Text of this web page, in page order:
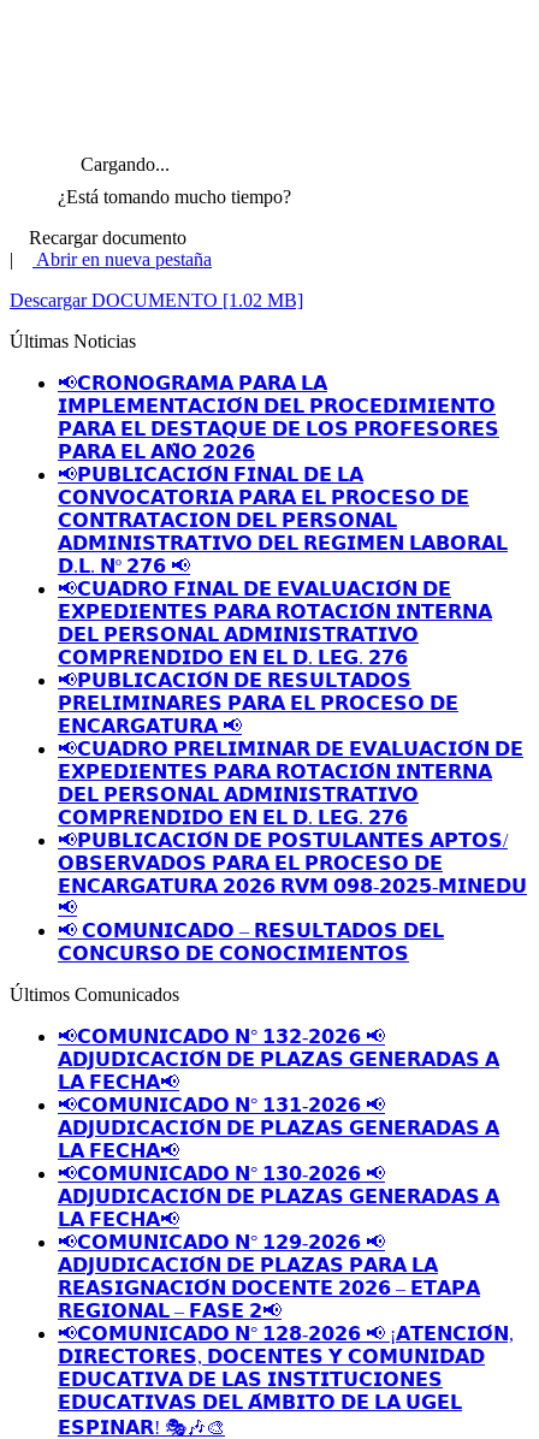
Cargando...
¿Está tomando mucho tiempo?
Recargar documento
|
Abrir en nueva pestaña
Descargar DOCUMENTO [1.02 MB]
Últimas Noticias
📢𝗖𝗥𝗢𝗡𝗢𝗚𝗥𝗔𝗠𝗔 𝗣𝗔𝗥𝗔 𝗟𝗔
𝗜𝗠𝗣𝗟𝗘𝗠𝗘𝗡𝗧𝗔𝗖𝗜𝗢́𝗡 𝗗𝗘𝗟 𝗣𝗥𝗢𝗖𝗘𝗗𝗜𝗠𝗜𝗘𝗡𝗧𝗢
𝗣𝗔𝗥𝗔 𝗘𝗟 𝗗𝗘𝗦𝗧𝗔𝗤𝗨𝗘 𝗗𝗘 𝗟𝗢𝗦 𝗣𝗥𝗢𝗙𝗘𝗦𝗢𝗥𝗘𝗦
𝗣𝗔𝗥𝗔 𝗘𝗟 𝗔𝗡̃𝗢 𝟮𝟬𝟮𝟲
📢𝗣𝗨𝗕𝗟𝗜𝗖𝗔𝗖𝗜𝗢́𝗡 𝗙𝗜𝗡𝗔𝗟 𝗗𝗘 𝗟𝗔
𝗖𝗢𝗡𝗩𝗢𝗖𝗔𝗧𝗢𝗥𝗜𝗔 𝗣𝗔𝗥𝗔 𝗘𝗟 𝗣𝗥𝗢𝗖𝗘𝗦𝗢 𝗗𝗘
𝗖𝗢𝗡𝗧𝗥𝗔𝗧𝗔𝗖𝗜𝗢𝗡 𝗗𝗘𝗟 𝗣𝗘𝗥𝗦𝗢𝗡𝗔𝗟
𝗔𝗗𝗠𝗜𝗡𝗜𝗦𝗧𝗥𝗔𝗧𝗜𝗩𝗢 𝗗𝗘𝗟 𝗥𝗘𝗚𝗜𝗠𝗘𝗡 𝗟𝗔𝗕𝗢𝗥𝗔𝗟
𝗗.𝗟. 𝗡º 𝟮𝟳𝟲 📢
📢𝗖𝗨𝗔𝗗𝗥𝗢 𝗙𝗜𝗡𝗔𝗟 𝗗𝗘 𝗘𝗩𝗔𝗟𝗨𝗔𝗖𝗜𝗢́𝗡 𝗗𝗘
𝗘𝗫𝗣𝗘𝗗𝗜𝗘𝗡𝗧𝗘𝗦 𝗣𝗔𝗥𝗔 𝗥𝗢𝗧𝗔𝗖𝗜𝗢́𝗡 𝗜𝗡𝗧𝗘𝗥𝗡𝗔
𝗗𝗘𝗟 𝗣𝗘𝗥𝗦𝗢𝗡𝗔𝗟 𝗔𝗗𝗠𝗜𝗡𝗜𝗦𝗧𝗥𝗔𝗧𝗜𝗩𝗢
𝗖𝗢𝗠𝗣𝗥𝗘𝗡𝗗𝗜𝗗𝗢 𝗘𝗡 𝗘𝗟 𝗗. 𝗟𝗘𝗚. 𝟮𝟳𝟲
📢𝗣𝗨𝗕𝗟𝗜𝗖𝗔𝗖𝗜𝗢́𝗡 𝗗𝗘 𝗥𝗘𝗦𝗨𝗟𝗧𝗔𝗗𝗢𝗦
𝗣𝗥𝗘𝗟𝗜𝗠𝗜𝗡𝗔𝗥𝗘𝗦 𝗣𝗔𝗥𝗔 𝗘𝗟 𝗣𝗥𝗢𝗖𝗘𝗦𝗢 𝗗𝗘
𝗘𝗡𝗖𝗔𝗥𝗚𝗔𝗧𝗨𝗥𝗔 📢
📢𝗖𝗨𝗔𝗗𝗥𝗢 𝗣𝗥𝗘𝗟𝗜𝗠𝗜𝗡𝗔𝗥 𝗗𝗘 𝗘𝗩𝗔𝗟𝗨𝗔𝗖𝗜𝗢́𝗡 𝗗𝗘
𝗘𝗫𝗣𝗘𝗗𝗜𝗘𝗡𝗧𝗘𝗦 𝗣𝗔𝗥𝗔 𝗥𝗢𝗧𝗔𝗖𝗜𝗢́𝗡 𝗜𝗡𝗧𝗘𝗥𝗡𝗔
𝗗𝗘𝗟 𝗣𝗘𝗥𝗦𝗢𝗡𝗔𝗟 𝗔𝗗𝗠𝗜𝗡𝗜𝗦𝗧𝗥𝗔𝗧𝗜𝗩𝗢
𝗖𝗢𝗠𝗣𝗥𝗘𝗡𝗗𝗜𝗗𝗢 𝗘𝗡 𝗘𝗟 𝗗. 𝗟𝗘𝗚. 𝟮𝟳𝟲
📢𝗣𝗨𝗕𝗟𝗜𝗖𝗔𝗖𝗜𝗢́𝗡 𝗗𝗘 𝗣𝗢𝗦𝗧𝗨𝗟𝗔𝗡𝗧𝗘𝗦 𝗔𝗣𝗧𝗢𝗦/
𝗢𝗕𝗦𝗘𝗥𝗩𝗔𝗗𝗢𝗦 𝗣𝗔𝗥𝗔 𝗘𝗟 𝗣𝗥𝗢𝗖𝗘𝗦𝗢 𝗗𝗘
𝗘𝗡𝗖𝗔𝗥𝗚𝗔𝗧𝗨𝗥𝗔 𝟮𝟬𝟮𝟲 𝗥𝗩𝗠 𝟬𝟵𝟴-𝟮𝟬𝟮𝟱-𝗠𝗜𝗡𝗘𝗗𝗨
📢
📢 𝗖𝗢𝗠𝗨𝗡𝗜𝗖𝗔𝗗𝗢 – 𝗥𝗘𝗦𝗨𝗟𝗧𝗔𝗗𝗢𝗦 𝗗𝗘𝗟
𝗖𝗢𝗡𝗖𝗨𝗥𝗦𝗢 𝗗𝗘 𝗖𝗢𝗡𝗢𝗖𝗜𝗠𝗜𝗘𝗡𝗧𝗢𝗦
Últimos Comunicados
📢𝗖𝗢𝗠𝗨𝗡𝗜𝗖𝗔𝗗𝗢 𝗡° 𝟭𝟯𝟮-𝟮𝟬𝟮𝟲 📢
𝗔𝗗𝗝𝗨𝗗𝗜𝗖𝗔𝗖𝗜𝗢́𝗡 𝗗𝗘 𝗣𝗟𝗔𝗭𝗔𝗦 𝗚𝗘𝗡𝗘𝗥𝗔𝗗𝗔𝗦 𝗔
𝗟𝗔 𝗙𝗘𝗖𝗛𝗔📢
📢𝗖𝗢𝗠𝗨𝗡𝗜𝗖𝗔𝗗𝗢 𝗡° 𝟭𝟯𝟭-𝟮𝟬𝟮𝟲 📢
𝗔𝗗𝗝𝗨𝗗𝗜𝗖𝗔𝗖𝗜𝗢́𝗡 𝗗𝗘 𝗣𝗟𝗔𝗭𝗔𝗦 𝗚𝗘𝗡𝗘𝗥𝗔𝗗𝗔𝗦 𝗔
𝗟𝗔 𝗙𝗘𝗖𝗛𝗔📢
📢𝗖𝗢𝗠𝗨𝗡𝗜𝗖𝗔𝗗𝗢 𝗡° 𝟭𝟯𝟬-𝟮𝟬𝟮𝟲 📢
𝗔𝗗𝗝𝗨𝗗𝗜𝗖𝗔𝗖𝗜𝗢́𝗡 𝗗𝗘 𝗣𝗟𝗔𝗭𝗔𝗦 𝗚𝗘𝗡𝗘𝗥𝗔𝗗𝗔𝗦 𝗔
𝗟𝗔 𝗙𝗘𝗖𝗛𝗔📢
📢𝗖𝗢𝗠𝗨𝗡𝗜𝗖𝗔𝗗𝗢 𝗡° 𝟭𝟮𝟵-𝟮𝟬𝟮𝟲 📢
𝗔𝗗𝗝𝗨𝗗𝗜𝗖𝗔𝗖𝗜𝗢́𝗡 𝗗𝗘 𝗣𝗟𝗔𝗭𝗔𝗦 𝗣𝗔𝗥𝗔 𝗟𝗔
𝗥𝗘𝗔𝗦𝗜𝗚𝗡𝗔𝗖𝗜𝗢́𝗡 𝗗𝗢𝗖𝗘𝗡𝗧𝗘 𝟮𝟬𝟮𝟲 – 𝗘𝗧𝗔𝗣𝗔
𝗥𝗘𝗚𝗜𝗢𝗡𝗔𝗟 – 𝗙𝗔𝗦𝗘 𝟮📢
📢𝗖𝗢𝗠𝗨𝗡𝗜𝗖𝗔𝗗𝗢 𝗡° 𝟭𝟮𝟴-𝟮𝟬𝟮𝟲 📢 ¡𝗔𝗧𝗘𝗡𝗖𝗜𝗢́𝗡,
𝗗𝗜𝗥𝗘𝗖𝗧𝗢𝗥𝗘𝗦, 𝗗𝗢𝗖𝗘𝗡𝗧𝗘𝗦 𝗬 𝗖𝗢𝗠𝗨𝗡𝗜𝗗𝗔𝗗
𝗘𝗗𝗨𝗖𝗔𝗧𝗜𝗩𝗔 𝗗𝗘 𝗟𝗔𝗦 𝗜𝗡𝗦𝗧𝗜𝗧𝗨𝗖𝗜𝗢𝗡𝗘𝗦
𝗘𝗗𝗨𝗖𝗔𝗧𝗜𝗩𝗔𝗦 𝗗𝗘𝗟 𝗔́𝗠𝗕𝗜𝗧𝗢 𝗗𝗘 𝗟𝗔 𝗨𝗚𝗘𝗟
𝗘𝗦𝗣𝗜𝗡𝗔𝗥! 🎭🎶🎨